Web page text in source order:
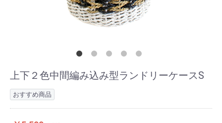
上下２色中間編み込み型ランドリーケースS
おすすめ商品